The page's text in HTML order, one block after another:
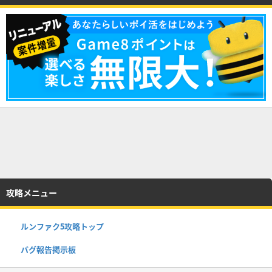
攻略メニュー
ルンファク5攻略トップ
バグ報告掲示板